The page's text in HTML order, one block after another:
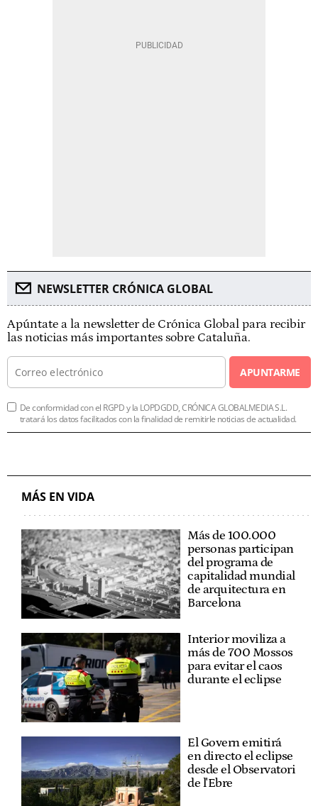
NEWSLETTER CRÓNICA GLOBAL
Apúntate a la newsletter de Crónica Global para recibir
las noticias más importantes sobre Cataluña.
APUNTARME
De conformidad con el RGPD y la LOPDGDD, CRÓNICA GLOBALMEDIA S.L.
tratará los datos facilitados con la finalidad de remitirle noticias de actualidad.
MÁS EN VIDA
Más de 100.000
personas participan
del programa de
capitalidad mundial
de arquitectura en
Barcelona
Interior moviliza a
más de 700 Mossos
para evitar el caos
durante el eclipse
El Govern emitirá
en directo el eclipse
desde el Observatori
de l'Ebre